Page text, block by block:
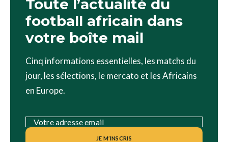
Toute l’actualité du
football africain dans
votre boîte mail
Cinq informations essentielles, les matchs du
jour, les sélections, le mercato et les Africains
en Europe.
JE M’INSCRIS